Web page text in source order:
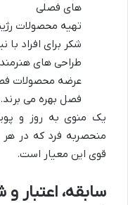
های فصلی
تهیه محصولات
شکر برای افراد
طراحی های
عرضه محصولات
فصل بهره می برند.
یک منوی به روز و
منحصربه فرد که در هر
قوی این معیار است.
سابقه، اعتبار